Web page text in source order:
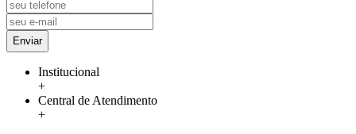
Enviar
Institucional
+
Central de Atendimento
+